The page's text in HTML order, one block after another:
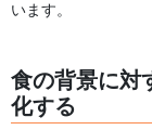
います。
食の背景に対
化する